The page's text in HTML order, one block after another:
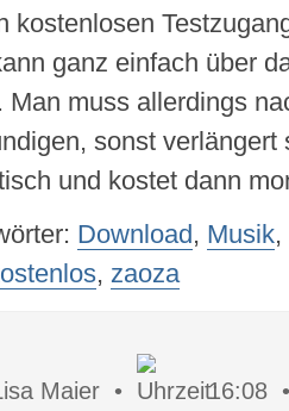
kostenlosen
ganz einfach über
Man muss allerdings
sonst verlängert
und kostet dann
Download, Musik,
, zaoza
Maier • 16:08